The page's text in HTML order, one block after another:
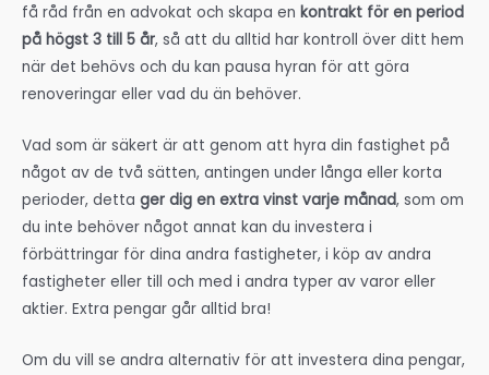
få råd från en advokat och skapa en kontrakt för en period
på högst 3 till 5 år, så att du alltid har kontroll över ditt hem
när det behövs och du kan pausa hyran för att göra
renoveringar eller vad du än behöver.
Vad som är säkert är att genom att hyra din fastighet på
något av de två sätten, antingen under långa eller korta
perioder, detta ger dig en extra vinst varje månad, som om
du inte behöver något annat kan du investera i
förbättringar för dina andra fastigheter, i köp av andra
fastigheter eller till och med i andra typer av varor eller
aktier. Extra pengar går alltid bra!
Om du vill se andra alternativ för att investera dina pengar,